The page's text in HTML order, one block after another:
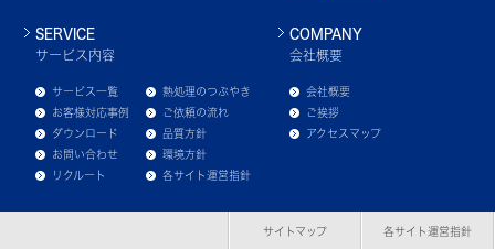
SERVICE
サービス内容
サービス一覧
熱処理のつぶやき
お客様対応事例
ご依頼の流れ
ダウンロード
品質方針
お問い合わせ
環境方針
リクルート
各サイト運営指針
COMPANY
会社概要
会社概要
ご挨拶
アクセスマップ
サイトマップ 各サイト運営指針